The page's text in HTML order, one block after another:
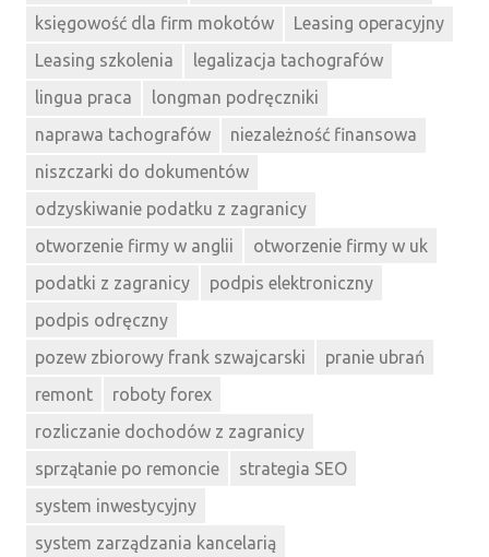
księgowość dla firm mokotów
Leasing operacyjny
Leasing szkolenia
legalizacja tachografów
lingua praca
longman podręczniki
naprawa tachografów
niezależność finansowa
niszczarki do dokumentów
odzyskiwanie podatku z zagranicy
otworzenie firmy w anglii
otworzenie firmy w uk
podatki z zagranicy
podpis elektroniczny
podpis odręczny
pozew zbiorowy frank szwajcarski
pranie ubrań
remont
roboty forex
rozliczanie dochodów z zagranicy
sprzątanie po remoncie
strategia SEO
system inwestycyjny
system zarządzania kancelarią